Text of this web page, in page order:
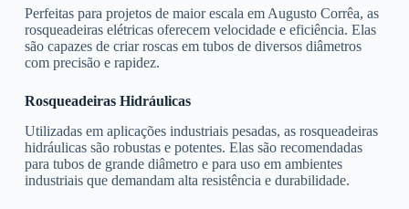
Perfeitas para projetos de maior escala em Augusto Corrêa, as
rosqueadeiras elétricas oferecem velocidade e eficiência. Elas
são capazes de criar roscas em tubos de diversos diâmetros
com precisão e rapidez.
Rosqueadeiras Hidráulicas
Utilizadas em aplicações industriais pesadas, as rosqueadeiras
hidráulicas são robustas e potentes. Elas são recomendadas
para tubos de grande diâmetro e para uso em ambientes
industriais que demandam alta resistência e durabilidade.